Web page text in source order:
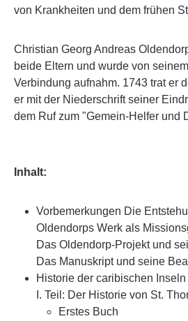
von Krankheiten und dem frühen
Christian Georg Andreas
beide Eltern und wurde von
Verbindung aufnahm. 1743 trat er
er mit der Niederschrift seiner
dem Ruf zum "Gemein-Helfer und
Inhalt:
Vorbemerkungen Die
Oldendorps Werk als
Das Oldendorp-Projekt und
Das Manuskript und seine
Historie der caribischen
I. Teil: Der Historie von St.
Erstes Buch